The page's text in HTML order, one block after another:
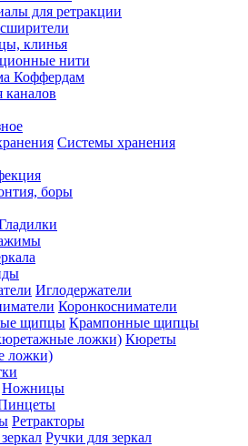
для ретракции
клинья
нити
Коффердам
Системы хранения
боры
Иглодержатели
Коронкосниматели
Крампонные щипцы
Кюреты
ложки)
Ножницы
Ретракторы
Ручки для зеркал